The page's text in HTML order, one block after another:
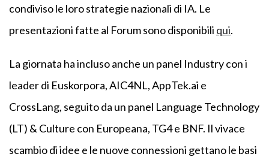
condiviso le loro strategie nazionali di IA. Le
presentazioni fatte al Forum sono disponibili qui.
La giornata ha incluso anche un panel Industry con i
leader di Euskorpora, AIC4NL, AppTek.ai e
CrossLang, seguito da un panel Language Technology
(LT) & Culture con Europeana, TG4 e BNF. Il vivace
scambio di idee e le nuove connessioni gettano le basi